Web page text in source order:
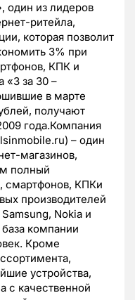
один из лидеров
ритейла,
которая позволит
3% при
КПК и
«3 за 30 –
в марте
получают
года.Компания
– один
магазинов,
полный
смартфонов, КПКи
производителей
Nokia и
компании
Кроме
устройства,
с качественной